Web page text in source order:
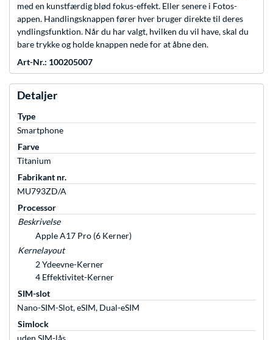
med en kunstfærdig blød fokus-effekt. Eller senere i Fotos-
appen. Handlingsknappen fører hver bruger direkte til deres
yndlingsfunktion. Når du har valgt, hvilken du vil have, skal du
bare trykke og holde knappen nede for at åbne den.
Art-Nr.: 100205007
Detaljer
Type
Smartphone
Farve
Titanium
Fabrikant nr.
MU793ZD/A
Processor
Beskrivelse
Apple A17 Pro (6 Kerner)
Kernelayout
2 Ydeevne-Kerner
4 Effektivitet-Kerner
SIM-slot
Nano-SIM-Slot, eSIM, Dual-eSIM
Simlock